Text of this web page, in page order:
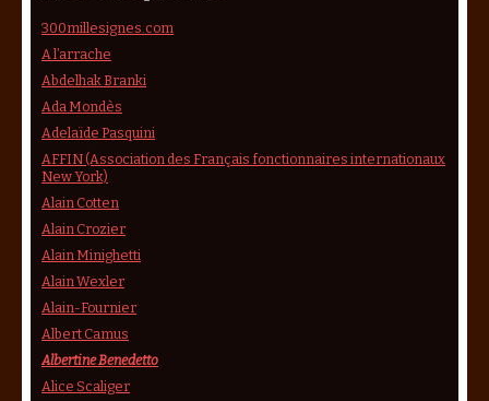
300millesignes.com
A l’arrache
Abdelhak Branki
Ada Mondès
Adelaïde Pasquini
AFFIN (Association des Français fonctionnaires internationaux
New York)
Alain Cotten
Alain Crozier
Alain Minighetti
Alain Wexler
Alain-Fournier
Albert Camus
Albertine Benedetto
Alice Scaliger